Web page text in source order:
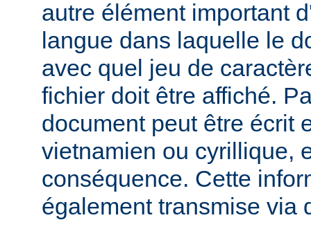
autre élément important
langue dans laquelle le
avec quel jeu de
fichier doit être affiché.
document peut être écrit
vietnamien ou cyrillique,
conséquence. Cette
également transmise via